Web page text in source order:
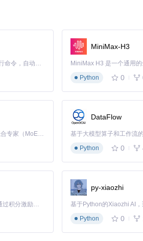
件，最后根据硬件配置向导完成基础优化
针对AMD处理器用户，SMT优化补丁可
合，界面编辑器允许玩家打造符合个人习
Claude Code 的开源替代方案。连接任意大模型，编辑代码，运行命令，自动验证 — 全自动执行。用 Rust 构建，极致性能。 ｜ An open-source alternative to Claude Code. Connect any LLM, edit code, run commands, and verify changes — autonomously. Built in Rust for speed. Get Started
MiniMax-H3
Python
0
Kimi K3 是Kimi能力最强的模型：这是一个拥有 2.8 万亿参数的混合专家（MoE）模型，具备原生视觉理解能力，并支持 100 万 token 的上下文窗口。
DataFlow
基于大模型算子和工作流
Python
0
「源启盛夏」暑期校园开发者成长计划旨在激活校园开源力量，通过积分激励、认证扶持、资源倾斜等形式，引导高校组织和开发者完成「入驻 — 建项目 — 做贡献 — 获认证 — 得资源」的完整闭环。无论你是想带领社团入驻平台的组织者，还是希望用代码贡献证明自己的开发者，都能在这里找到属于你的成长路径。
py-xiaozhi
Python
0